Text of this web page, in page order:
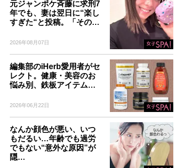
元ジャンポケ斉藤に求刑7
年でも、妻は翌日に“楽し
すぎた“と投稿。「その…
2026年08月07日
編集部のiHerb愛用者がセ
レクト。健康・美容のお
悩み別、鉄板アイテム…
2026年06月22日
なんか顔色が悪い、いつ
もだるい…年齢でも過労
でもない“意外な原因”が
隠…